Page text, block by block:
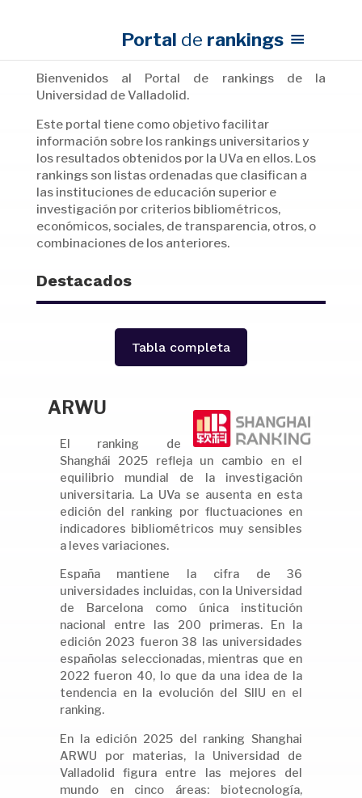
Portal de rankings
Bienvenidos al Portal de rankings de la
Universidad de Valladolid.
Este portal tiene como objetivo facilitar
información sobre los rankings universitarios y
los resultados obtenidos por la UVa en ellos. Los
rankings son listas ordenadas que clasifican a
las instituciones de educación superior e
investigación por criterios bibliométricos,
económicos, sociales, de transparencia, otros, o
combinaciones de los anteriores.
Destacados
Tabla completa
ARWU
El ranking de
Shanghái 2025 refleja un cambio en el
equilibrio mundial de la investigación
universitaria. La UVa se ausenta en esta
edición del ranking por fluctuaciones en
indicadores bibliométricos muy sensibles
a leves variaciones.
España mantiene la cifra de 36
universidades incluidas, con la Universidad
de Barcelona como única institución
nacional entre las 200 primeras. En la
edición 2023 fueron 38 las universidades
españolas seleccionadas, mientras que en
2022 fueron 40, lo que da una idea de la
tendencia en la evolución del SIIU en el
ranking.
En la edición 2025 del ranking Shanghai
ARWU por materias, la Universidad de
Valladolid figura entre las mejores del
mundo en cinco áreas: biotecnología,